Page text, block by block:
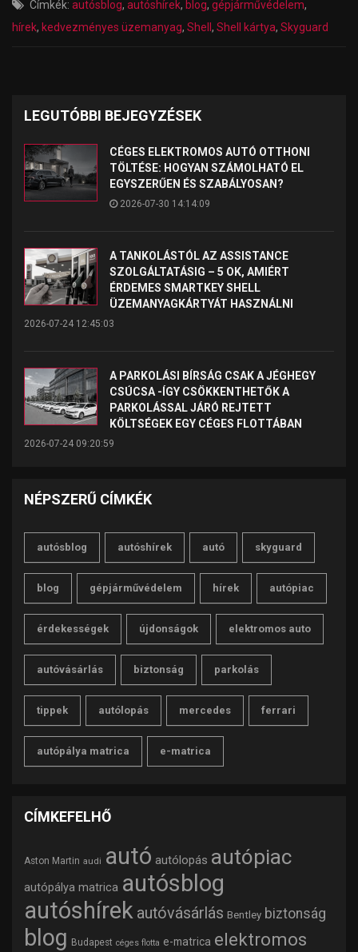
Címkék: autósblog, autóshírek, blog, gépjárművédelem,
hírek, kedvezményes üzemanyag, Shell, Shell kártya, Skyguard
LEGUTÓBBI BEJEGYZÉSEK
CÉGES ELEKTROMOS AUTÓ OTTHONI
TÖLTÉSE: HOGYAN SZÁMOLHATÓ EL
EGYSZERŰEN ÉS SZABÁLYOSAN?
2026-07-30 14:14:09
A TANKOLÁSTÓL AZ ASSISTANCE
SZOLGÁLTATÁSIG – 5 OK, AMIÉRT
ÉRDEMES SMARTKEY SHELL
ÜZEMANYAGKÁRTYÁT HASZNÁLNI
2026-07-24 12:45:03
A PARKOLÁSI BÍRSÁG CSAK A JÉGHEGY
CSÚCSA -ÍGY CSÖKKENTHETŐK A
PARKOLÁSSAL JÁRÓ REJTETT
KÖLTSÉGEK EGY CÉGES FLOTTÁBAN
2026-07-24 09:20:59
NÉPSZERŰ CÍMKÉK
autósblog autóshírek autó skyguard
blog gépjárművédelem hírek autópiac
érdekességek újdonságok elektromos auto
autóvásárlás biztonság parkolás
tippek autólopás mercedes ferrari
autópálya matrica e-matrica
CÍMKEFELHŐ
Aston Martin audi autó autólopás autópiac
autópálya matrica autósblog
autóshírek autóvásárlás Bentley biztonság
blog Budapest céges flotta e-matrica elektromos